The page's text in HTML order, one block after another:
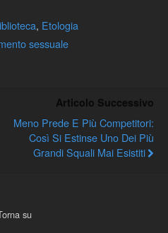
, Etologia
sessuale
Articolo Successivo
Meno Prede E Più Competitori:
Così Si Estinse Uno Dei Più
Grandi Squali Mai Esistiti
su